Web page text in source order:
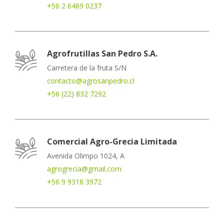
+56 2 6469 0237
Agrofrutillas San Pedro S.A.
Carretera de la fruta S/N
contacto@agrosanpedro.cl
+56 (22) 832 7292
Comercial Agro-Grecia Limitada
Avenida Olimpo 1024, A
agrogrecia@gmail.com
+56 9 9318 3972